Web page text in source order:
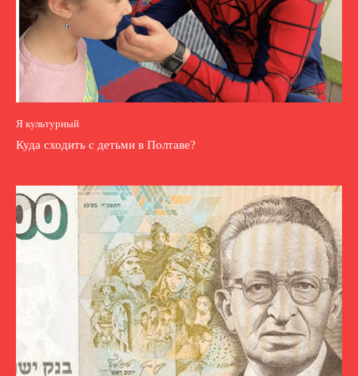
Я культурный
Куда сходить с детьми в Полтаве?